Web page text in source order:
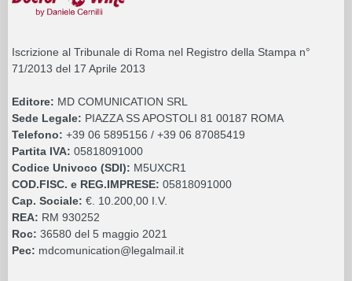
Iscrizione al Tribunale di Roma nel Registro della Stampa n°
71/2013 del 17 Aprile 2013
Editore: MD COMUNICATION SRL
Sede Legale: PIAZZA SS APOSTOLI 81 00187 ROMA
Telefono: +39 06 5895156 / +39 06 87085419
Partita IVA: 05818091000
Codice Univoco (SDI): M5UXCR1
COD.FISC. e REG.IMPRESE: 05818091000
Cap. Sociale: €. 10.200,00 I.V.
REA: RM 930252
Roc: 36580 del 5 maggio 2021
Pec: mdcomunication@legalmail.it